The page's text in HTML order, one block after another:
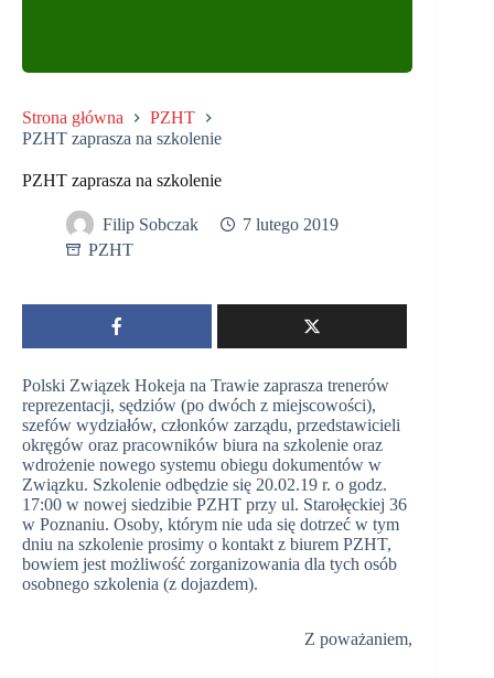
Strona główna
PZHT
PZHT zaprasza na szkolenie
PZHT zaprasza na szkolenie
Filip Sobczak
7 lutego 2019
PZHT
Polski Związek Hokeja na Trawie zaprasza trenerów
reprezentacji, sędziów (po dwóch z miejscowości),
szefów wydziałów, członków zarządu, przedstawicieli
okręgów oraz pracowników biura na szkolenie oraz
wdrożenie nowego systemu obiegu dokumentów w
Związku. Szkolenie odbędzie się 20.02.19 r. o godz.
17:00 w nowej siedzibie PZHT przy ul. Starołęckiej 36
w Poznaniu. Osoby, którym nie uda się dotrzeć w tym
dniu na szkolenie prosimy o kontakt z biurem PZHT,
bowiem jest możliwość zorganizowania dla tych osób
osobnego szkolenia (z dojazdem).
Z poważaniem,